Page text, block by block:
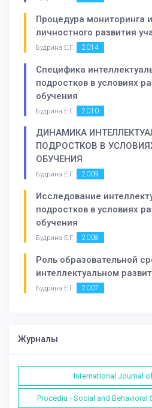
Процедура мониторинга
личностного развития
Будрина Е.Г. 2014
Специфика
подростков в условиях
обучения
Будрина Е.Г. 2010
ДИНАМИКА
ПОДРОСТКОВ В
ОБУЧЕНИЯ
Будрина Е.Г. 2009
Исследование
подростков в условиях
обучения
Будрина Е.Г. 2008
Роль образовательной
интеллектуальном
Будрина Е.Г. 2007
Журналы
International Journal
Procedia - Social and Behavioral